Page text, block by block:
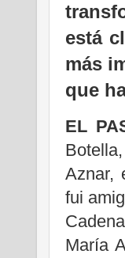
está
más
que
EL
Aznar,
fui
María